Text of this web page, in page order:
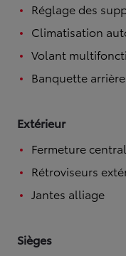
Réglage des
Climatisation
Volant
Banquette
Extérieur
Fermeture
Rétroviseurs
Jantes alliage
Sièges